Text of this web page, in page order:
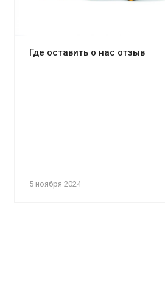
5 ноября 2024
Где оставить о нас отзыв